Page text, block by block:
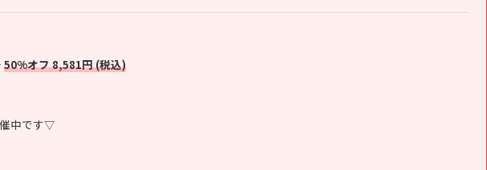
50%オフ 8,581円 (税込)
中です▽